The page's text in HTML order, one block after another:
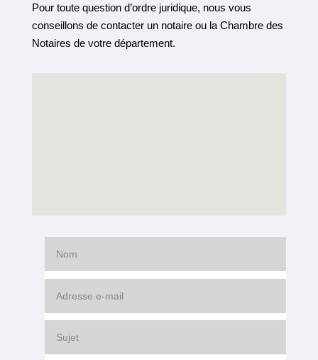
Pour toute question d’ordre juridique, nous vous
conseillons de contacter un notaire ou la Chambre des
Notaires de votre département.